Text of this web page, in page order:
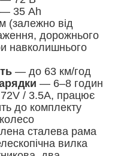
— 35 Ah
(залежно від
дорожнього
навколишнього
— до 63 км/год
— 6–8 годин
/ 3.5A, працює
до комплекту
сталева рама
вилка